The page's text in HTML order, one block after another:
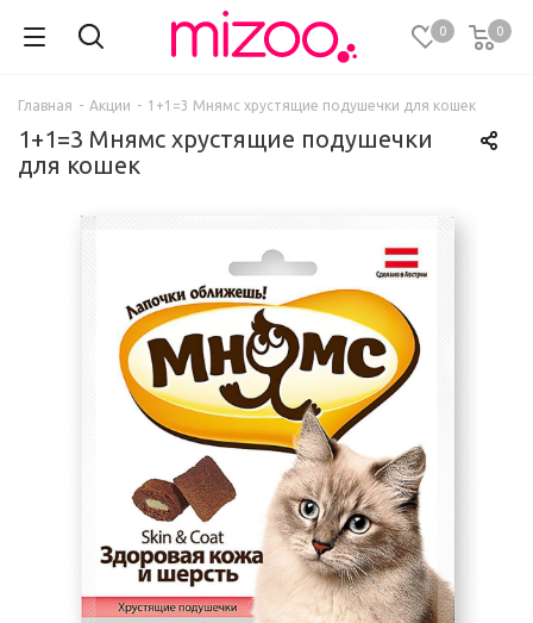
0 0
Главная - Акции - 1+1=3 Мнямс хрустящие подушечки для кошек
1+1=3 Мнямс хрустящие подушечки
для кошек